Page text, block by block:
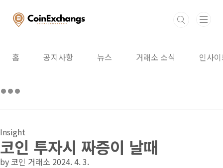
홈 공지사항 뉴스 거래소 소식 인사
Insight
코인 투자시 짜증이 날때
by 코인 거래소 2024. 4. 3.